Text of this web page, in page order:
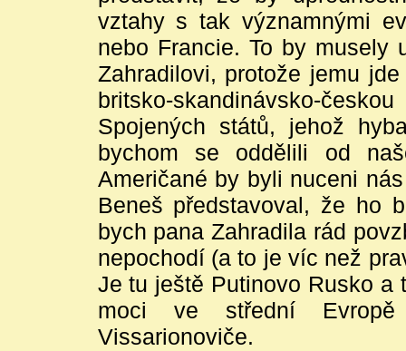
vztahy s tak významnými
nebo Francie. To by musely
Zahradilovi, protože jemu
britsko-skandinávsko-
Spojených států, jehož
bychom se oddělili od
Američané by byli nuceni
Beneš představoval, že ho
bych pana Zahradila rád
nepochodí (a to je víc než
Je tu ještě Putinovo Rusko a
moci ve střední
Vissarionoviče.